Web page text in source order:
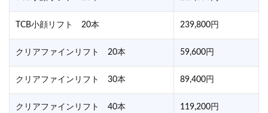
TCB小顔リフト 20本 239,800円
クリアファインリフト 20本 59,600円
クリアファインリフト 30本 89,400円
クリアファインリフト 40本 119,200円